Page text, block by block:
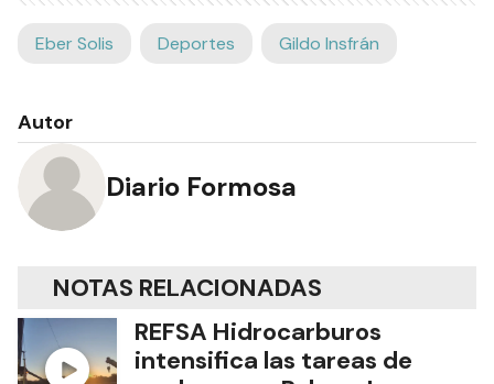
Eber Solis Deportes Gildo Insfrán
Autor
Diario Formosa
NOTAS RELACIONADAS
REFSA Hidrocarburos
intensifica las tareas de